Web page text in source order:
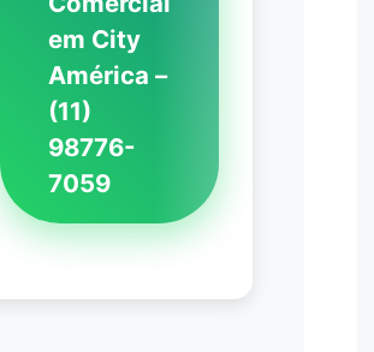
em City
América –
(11)
98776-
7059